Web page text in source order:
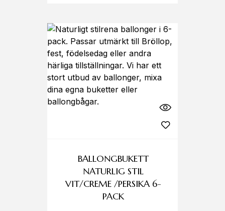
BALLONGBUKETT
NATURLIG STIL
VIT/CREME /PERSIKA 6-
PACK